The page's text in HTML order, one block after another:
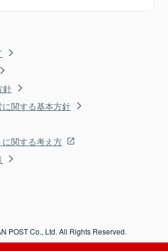
針
関する基本方針
関する考え方
POST Co., Ltd. All Rights Reserved.